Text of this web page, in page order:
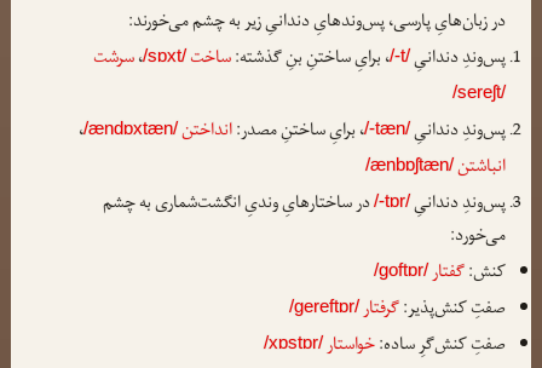
در زبان‌هایِ پارسی، پس‌وندهایِ دندانیِ زیر به چشم می‌خورند:
پس‌وندِ دندانیِ/-t/، برایِ ساختنِ بنِ گذشته:ساخت /sɒxt/،سرشت
/sereʃt/
پس‌وندِ دندانیِ/-tæn/، برایِ ساختنِ مصدر:انداختن/ændɒxtæn/،
انباشتن/ænbɒʃtæn/
پس‌وندِ دندانیِ/-tɒr/در ساختارهایِ وندیِ انگشت‌شماری به چشم
می‌خورد:
کنش:گفتار/goftɒr/
صفتِ کنش‌پذیر:گرفتار/gereftɒr/
صفتِ کنش‌گرِ ساده:خواستار/xɒstɒr/